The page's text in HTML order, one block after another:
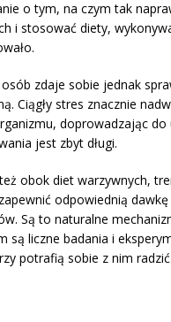
o tym, na czym tak
i stosować diety,
zdaje sobie jednak
Ciągły stres znacznie
doprowadzając
jest zbyt długi.
obok diet warzywnych,
odpowiednią
Są to naturalne
są liczne badania i
potrafią sobie z nim radzić.